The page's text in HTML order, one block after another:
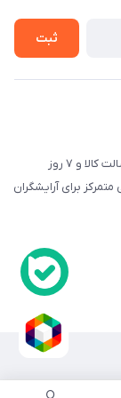
ثبت
ارسال مستقیم از بندر گناوه با حذف واسطه‌ها، تضمین اصالت کالا و ۷ روز
برای آرایشگران